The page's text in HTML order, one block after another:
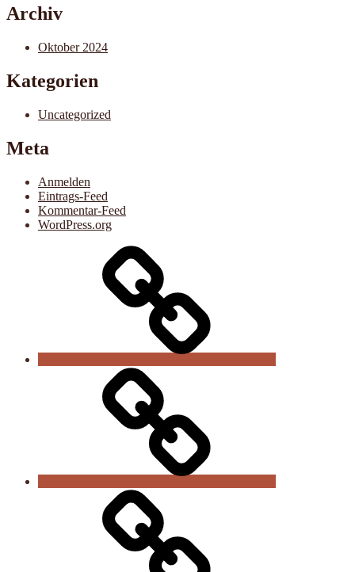
Archiv
Oktober 2024
Kategorien
Uncategorized
Meta
Anmelden
Eintrags-Feed
Kommentar-Feed
WordPress.org